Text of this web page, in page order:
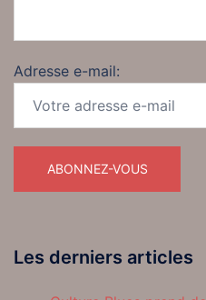
Adresse e-mail:
Les derniers articles